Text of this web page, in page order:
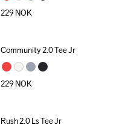
229 NOK
Community 2.0 Tee Jr
229 NOK
Rush 2.0 Ls Tee Jr